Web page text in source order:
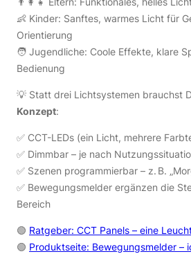
👶 Kinder: Sanftes, warmes Licht für
Orientierung
🧑 Jugendliche: Coole Effekte, klare
Bedienung
💡 Statt drei Lichtsystemen brauchst
Konzept:
✅ CCT-LEDs (ein Licht, mehrere
✅ Dimmbar – je nach
✅ Szenen programmierbar – z. B.
✅ Bewegungsmelder ergänzen die
Bereich
🟢 Ratgeber: CCT Panels – eine
🟢 Produktseite: Bewegungsmelder –